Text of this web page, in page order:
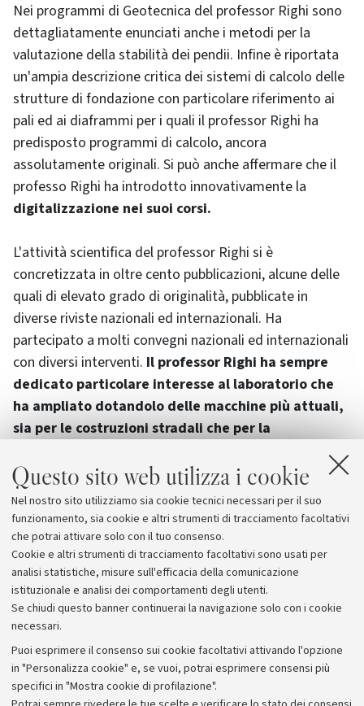
Questo sito web utilizza i cookie
Nel nostro sito utilizziamo sia cookie tecnici necessari per il suo
funzionamento, sia cookie e altri strumenti di tracciamento facoltativi
che potrai attivare solo con il tuo consenso.
Cookie e altri strumenti di tracciamento facoltativi sono usati per
analisi statistiche, misure sull'efficacia della comunicazione
istituzionale e analisi dei comportamenti degli utenti.
Se chiudi questo banner continuerai la navigazione solo con i cookie
necessari.
Puoi esprimere il consenso sui cookie facoltativi attivando l'opzione
in "Personalizza cookie" e, se vuoi, potrai esprimere consensi più
specifici in "Mostra cookie di profilazione".
Nei programmi di Geotecnica del professor Righi sono
dettagliatamente enunciati anche i metodi per la
valutazione della stabilità dei pendii. Infine è riportata
un'ampia descrizione critica dei sistemi di calcolo delle
strutture di fondazione con particolare riferimento ai
pali ed ai diaframmi per i quali il professor Righi ha
predisposto programmi di calcolo, ancora
assolutamente originali. Si può anche affermare che il
professo Righi ha introdotto innovativamente la
digitalizzazione nei suoi corsi.
L'attività scientifica del professor Righi si è
concretizzata in oltre cento pubblicazioni, alcune delle
quali di elevato grado di originalità, pubblicate in
diverse riviste nazionali ed internazionali. Ha
partecipato a molti convegni nazionali ed internazionali
con diversi interventi. Il professor Righi ha sempre
dedicato particolare interesse al laboratorio che
ha ampliato dotandolo delle macchine più attuali,
sia per le costruzioni stradali che per la
Il professor Per Vincenzo Righi è stato un valido
ricercatore scientifico, un valente docente e un uomo
con doti umane di elevato pregio.
Archivio
Comunicati stampa
Redazione